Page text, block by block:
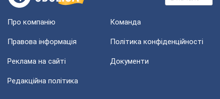
Про компанію Команда
Правова інформація Політика конфіденційності
Реклама на сайті Документи
Редакційна політика